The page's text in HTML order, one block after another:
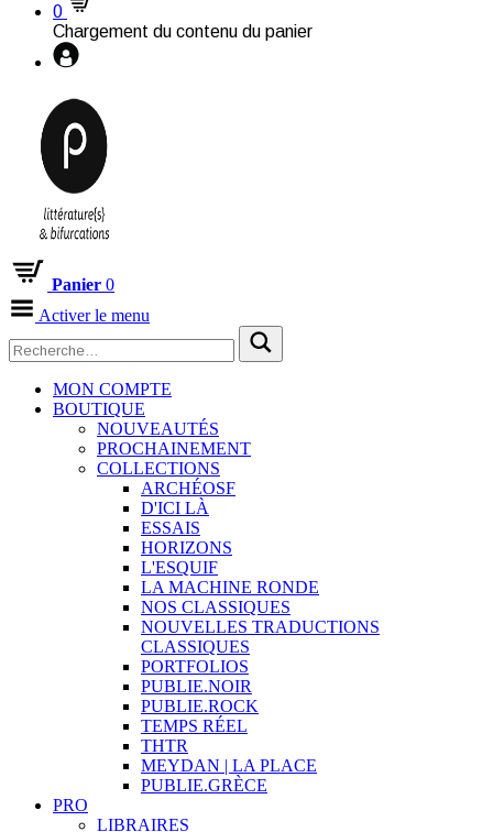
0
Chargement du contenu du panier
Panier 0
Activer le menu
MON COMPTE
BOUTIQUE
NOUVEAUTÉS
PROCHAINEMENT
COLLECTIONS
ARCHÉOSF
D'ICI LÀ
ESSAIS
HORIZONS
L'ESQUIF
LA MACHINE RONDE
NOS CLASSIQUES
NOUVELLES TRADUCTIONS
CLASSIQUES
PORTFOLIOS
PUBLIE.NOIR
PUBLIE.ROCK
TEMPS RÉEL
THTR
MEYDAN | LA PLACE
PUBLIE.GRÈCE
PRO
LIBRAIRES